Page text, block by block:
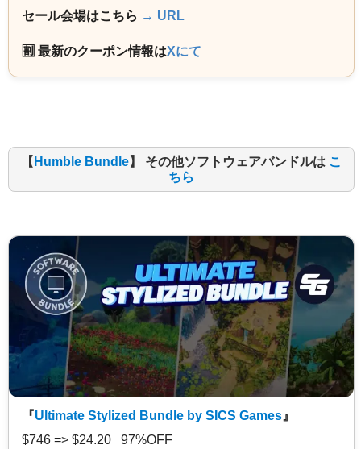
セール会場はこちら → URL
🈹 最新のクーポン情報はXにて
【 Humble Bundle】 その他ソフトウェアバンドルは こ
ちら
『Ultimate Stylized Bundle by SICS Games 』
$746 => $24.20 97%OFF